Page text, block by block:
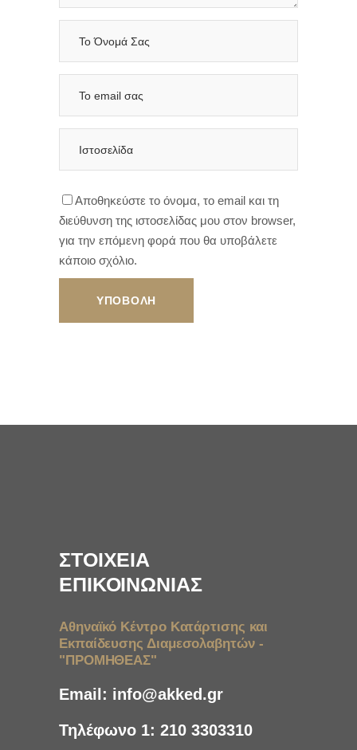
Αποθηκεύστε το όνομα, το email και τη
διεύθυνση της ιστοσελίδας μου στον browser,
για την επόμενη φορά που θα υποβάλετε
κάποιο σχόλιο.
ΣΤΟΙΧΕΙΑ
ΕΠΙΚΟΙΝΩΝΙΑΣ
Αθηναϊκό Κέντρο Κατάρτισης και
Εκπαίδευσης Διαμεσολαβητών -
"ΠΡΟΜΗΘΕΑΣ"
Email: info@akked.gr
Τηλέφωνο 1: 210 3303310